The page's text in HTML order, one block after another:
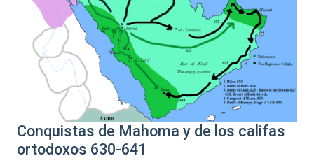
Conquistas de Mahoma y de los califas
ortodoxos 630-641